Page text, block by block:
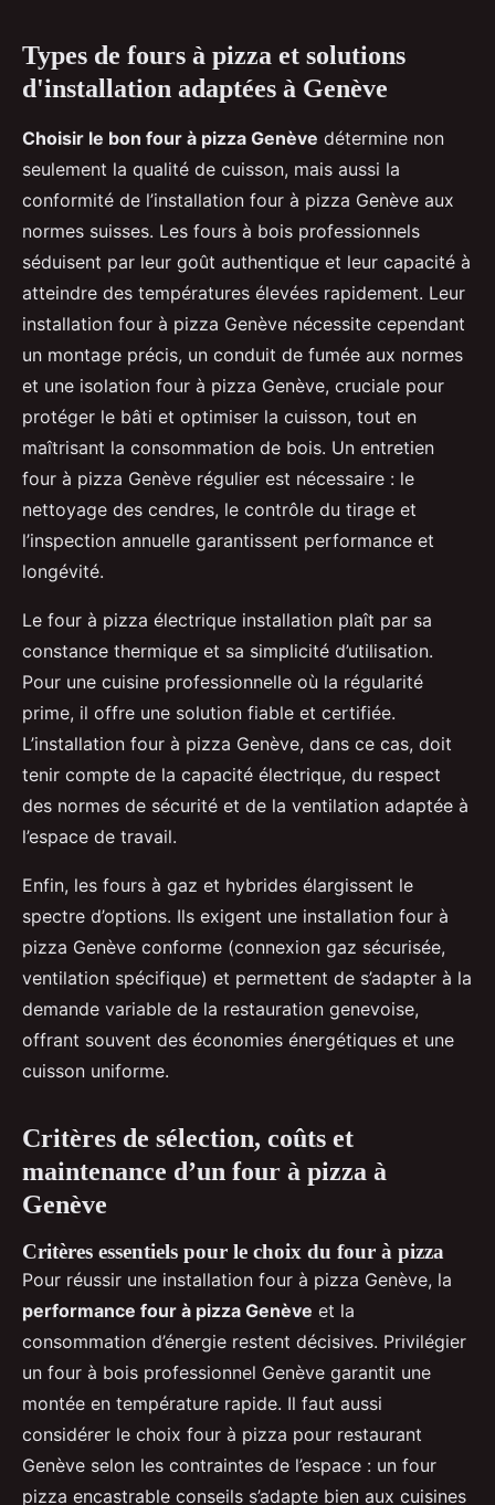
Types de fours à pizza et solutions
d'installation adaptées à Genève
Choisir le bon four à pizza Genève détermine non
seulement la qualité de cuisson, mais aussi la
conformité de l’installation four à pizza Genève aux
normes suisses. Les fours à bois professionnels
séduisent par leur goût authentique et leur capacité à
atteindre des températures élevées rapidement. Leur
installation four à pizza Genève nécessite cependant
un montage précis, un conduit de fumée aux normes
et une isolation four à pizza Genève, cruciale pour
protéger le bâti et optimiser la cuisson, tout en
maîtrisant la consommation de bois. Un entretien
four à pizza Genève régulier est nécessaire : le
nettoyage des cendres, le contrôle du tirage et
l’inspection annuelle garantissent performance et
longévité.
Le four à pizza électrique installation plaît par sa
constance thermique et sa simplicité d’utilisation.
Pour une cuisine professionnelle où la régularité
prime, il offre une solution fiable et certifiée.
L’installation four à pizza Genève, dans ce cas, doit
tenir compte de la capacité électrique, du respect
des normes de sécurité et de la ventilation adaptée à
l’espace de travail.
Enfin, les fours à gaz et hybrides élargissent le
spectre d’options. Ils exigent une installation four à
pizza Genève conforme (connexion gaz sécurisée,
ventilation spécifique) et permettent de s’adapter à la
demande variable de la restauration genevoise,
offrant souvent des économies énergétiques et une
cuisson uniforme.
Critères de sélection, coûts et
maintenance d’un four à pizza à
Genève
Critères essentiels pour le choix du four à pizza
Pour réussir une installation four à pizza Genève, la
performance four à pizza Genève et la
consommation d’énergie restent décisives. Privilégier
un four à bois professionnel Genève garantit une
montée en température rapide. Il faut aussi
considérer le choix four à pizza pour restaurant
Genève selon les contraintes de l’espace : un four
pizza encastrable conseils s’adapte bien aux cuisines